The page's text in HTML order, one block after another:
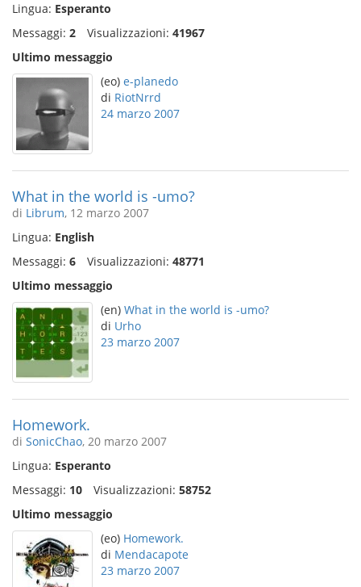
Lingua: Esperanto
Messaggi: 2 Visualizzazioni: 41967
Ultimo messaggio
(eo) e-planedo
di RiotNrrd
24 marzo 2007
What in the world is -umo?
di Librum, 12 marzo 2007
Lingua: English
Messaggi: 6 Visualizzazioni: 48771
Ultimo messaggio
(en) What in the world is -umo?
di Urho
23 marzo 2007
Homework.
di SonicChao, 20 marzo 2007
Lingua: Esperanto
Messaggi: 10 Visualizzazioni: 58752
Ultimo messaggio
(eo) Homework.
di Mendacapote
23 marzo 2007